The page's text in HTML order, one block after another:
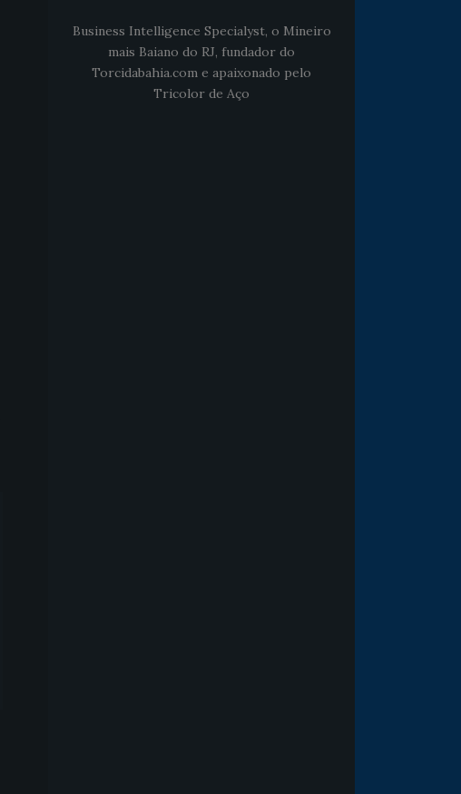
Business Intelligence Specialyst, o Mineiro
mais Baiano do RJ, fundador do
Torcidabahia.com e apaixonado pelo
Tricolor de Aço